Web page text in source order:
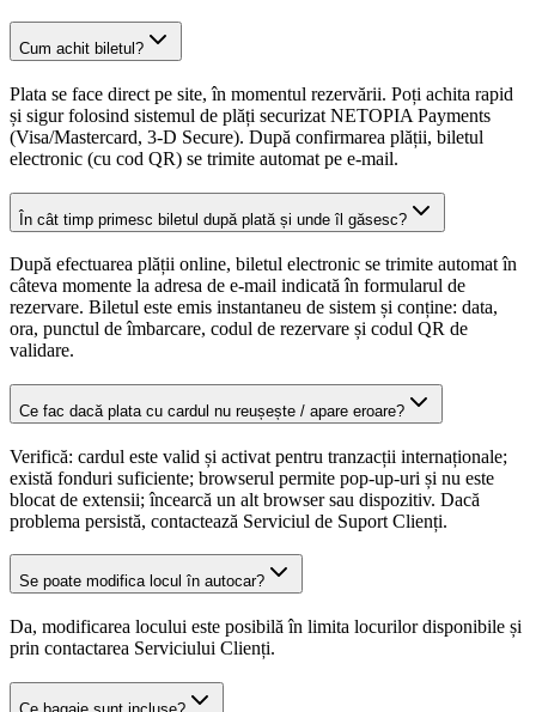
Cum achit biletul?
Plata se face direct pe site, în momentul rezervării. Poți achita rapid
și sigur folosind sistemul de plăți securizat NETOPIA Payments
(Visa/Mastercard, 3-D Secure). După confirmarea plății, biletul
electronic (cu cod QR) se trimite automat pe e-mail.
În cât timp primesc biletul după plată și unde îl găsesc?
După efectuarea plății online, biletul electronic se trimite automat în
câteva momente la adresa de e-mail indicată în formularul de
rezervare. Biletul este emis instantaneu de sistem și conține: data,
ora, punctul de îmbarcare, codul de rezervare și codul QR de
validare.
Ce fac dacă plata cu cardul nu reușește / apare eroare?
Verifică: cardul este valid și activat pentru tranzacții internaționale;
există fonduri suficiente; browserul permite pop-up-uri și nu este
blocat de extensii; încearcă un alt browser sau dispozitiv. Dacă
problema persistă, contactează Serviciul de Suport Clienți.
Se poate modifica locul în autocar?
Da, modificarea locului este posibilă în limita locurilor disponibile și
prin contactarea Serviciului Clienți.